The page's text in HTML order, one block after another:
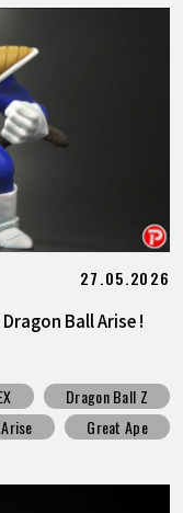
27.05.2026
Ball Arise !
Dragon Ball Z
Great Ape